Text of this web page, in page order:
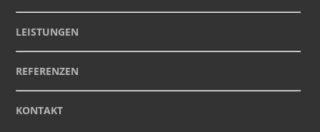
LEISTUNGEN
REFERENZEN
KONTAKT